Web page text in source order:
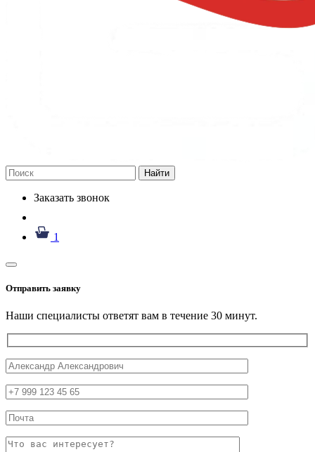
Найти
Заказать звонок
1
Отправить заявку
Наши специалисты ответят вам в течение 30 минут.